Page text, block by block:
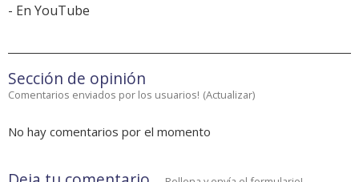
- En YouTube
Sección de opinión
Comentarios enviados por los usuarios! (Actualizar)
No hay comentarios por el momento